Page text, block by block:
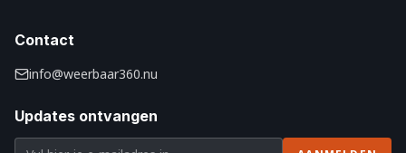
Contact
info@weerbaar360.nu
Updates ontvangen